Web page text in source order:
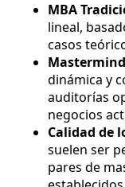
MBA
lineal,
casos
dinámica y
auditorías
negocios
Calidad de
suelen ser
pares de